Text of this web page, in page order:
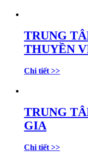
TRUNG
THUYỀN
Chi tiết >>
TRUNG
GIA
Chi tiết >>